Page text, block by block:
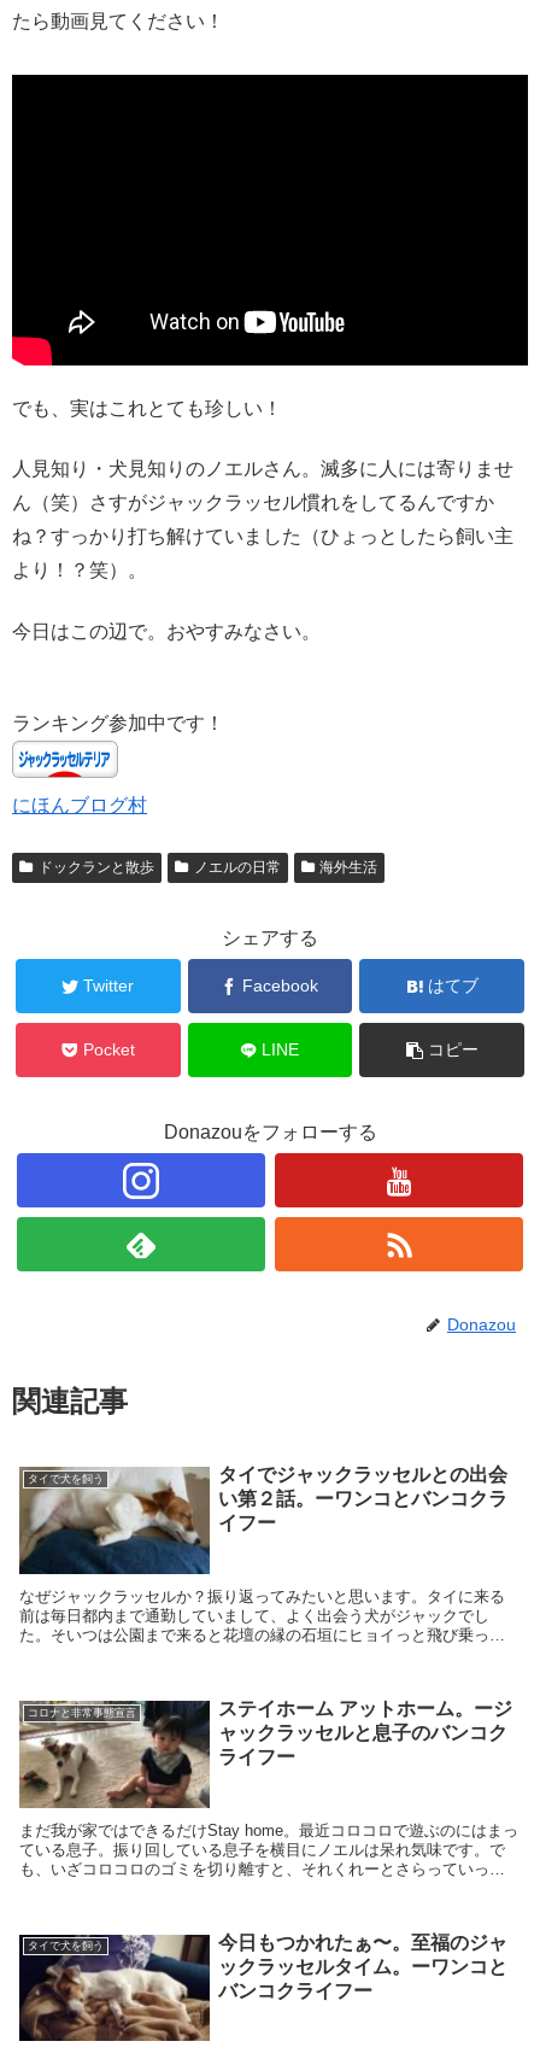
たら動画見てください！
でも、実はこれとても珍しい！
人見知り・犬見知りのノエルさん。滅多に人には寄りませ
ん（笑）さすがジャックラッセル慣れをしてるんですか
ね？すっかり打ち解けていました（ひょっとしたら飼い主
より！？笑）。
今日はこの辺で。おやすみなさい。
ランキング参加中です！
にほんブログ村
ドックランと散歩 ノエルの日常 海外生活
シェアする
Twitter Facebook はてブ
Pocket LINE コピー
Donazouをフォローする
Donazou
関連記事
タイで犬を飼う
タイでジャックラッセルとの出会
い第２話。ーワンコとバンコクラ
イフー
なぜジャックラッセルか？振り返ってみたいと思います。タイに来る
前は毎日都内まで通勤していまして、よく出会う犬がジャックでし
た。そいつは公園まで来ると花壇の縁の石垣にヒョイっと飛び乗って
コロナと非常事態宣言
ステイホーム アットホーム。ージ
ャックラッセルと息子のバンコク
ライフー
まだ我が家ではできるだけStay home。最近コロコロで遊ぶのにはまっ
ている息子。振り回している息子を横目にノエルは呆れ気味です。で
も、いざコロコロのゴミを切り離すと、それくれーとさらっていって
タイで犬を飼う
今日もつかれたぁ〜。至福のジャ
ックラッセルタイム。ーワンコと
バンコクライフー